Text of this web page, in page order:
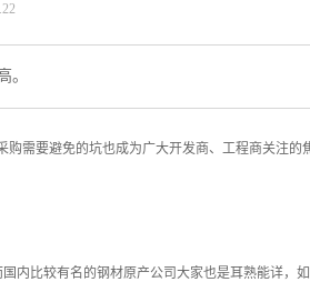
。
需要避免的坑也成为广大开发商、工程商关注的
内比较有名的钢材原产公司大家也是耳熟能详，